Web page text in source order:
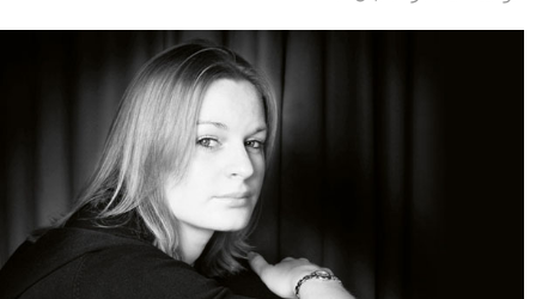
عکاسی پاییزی سرشار از رنگها و بافتهای فوق العاده است، و یکی از راه
های ثبت این جزئیات بی نظیر عکس گرفتن از نزدیک آنهاست. در این
آموزش به شما یاد خواهیم داد که چگونه
عکسهای ماکرو
با فوکوس نزدیک) زیبا از پاییز بگیرید.
ادامه مطلب
کادربندی عکسهای پرتره – چطور عکس پرتره ای حرفه ای
و فراموش نشدنی بگیریم (قسمت دوم)